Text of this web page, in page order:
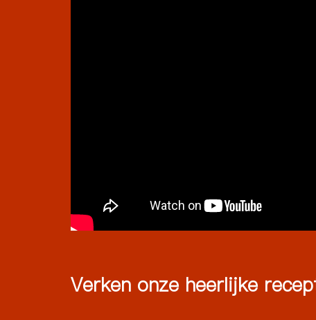
Verken onze heerlijke